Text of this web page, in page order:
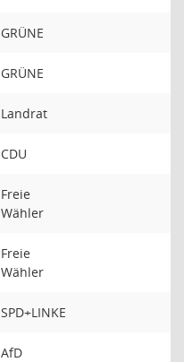
GRÜNE
GRÜNE
Landrat
CDU
Freie
Wähler
Freie
Wähler
SPD+LINKE
AfD